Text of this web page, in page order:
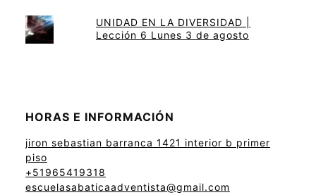
UNIDAD EN LA DIVERSIDAD |
Lección 6 Lunes 3 de agosto
HORAS E INFORMACIÓN
jiron sebastian barranca 1421 interior b primer
piso
+51965419318
escuelasabaticaadventista@gmail.com